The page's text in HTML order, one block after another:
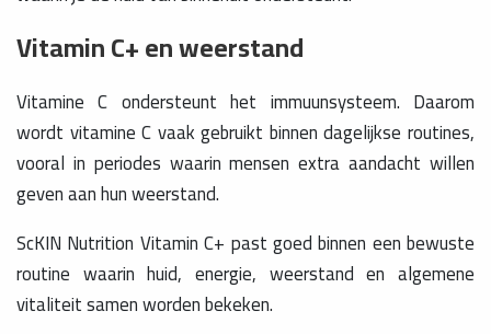
Vitamin C+ en weerstand
Vitamine C ondersteunt het immuunsysteem. Daarom
wordt vitamine C vaak gebruikt binnen dagelijkse routines,
vooral in periodes waarin mensen extra aandacht willen
geven aan hun weerstand.
ScKIN Nutrition Vitamin C+ past goed binnen een bewuste
routine waarin huid, energie, weerstand en algemene
vitaliteit samen worden bekeken.